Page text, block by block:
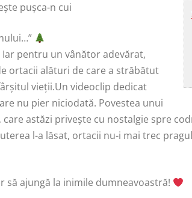
pușca-n cui
pentru un vânător adevărat,
ortacii alături de care a străbătut
vieții.Un videoclip dedicat
nu pier niciodată. Povestea unui
astăzi privește cu nostalgie spre
l-a lăsat, ortacii nu-i mai trec
ajungă la inimile dumneavoastră!